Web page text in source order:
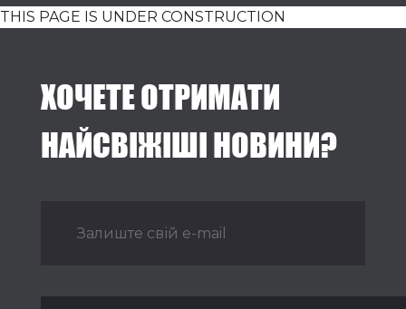
THIS PAGE IS UNDER CONSTRUCTION
ХОЧЕТЕ ОТРИМАТИ
НАЙСВІЖІШІ НОВИНИ?